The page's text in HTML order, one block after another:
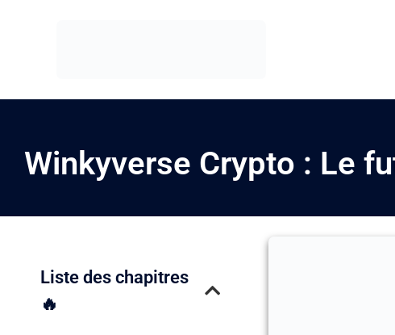
Winkyverse Crypto : Le
Liste des chapitres
🔥